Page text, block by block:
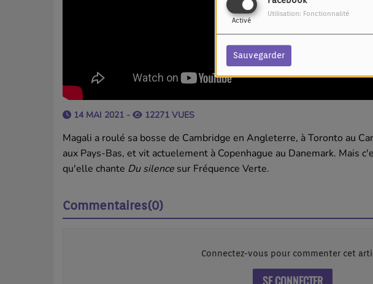
Activé
Utilisation: Fonctionnalité
Sauvegarder
14 MAI 2021 - 12271 VUES
Magali a roulé sa bosse de Cambridge en Angleterre, à Toronto au
aux Pays-Bas, et vit actuelement à Copenhague au Danemark. Mais
qu'elle chante Du silence sur Fréquence Verte.
Commentaires(0)
Connectez-vous pour commenter cet